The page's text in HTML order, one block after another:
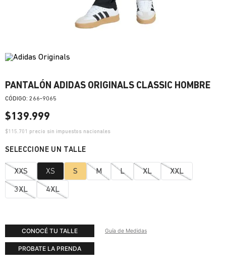
PANTALÓN ADIDAS ORIGINALS CLASSIC HOMBRE
: 266-9065
$139.999
$115.701 precio sin impuestos nacionales
XXS XS S M L XL XXL
3XL 4XL
CONOCÉ TU TALLE Guía de Medidas
PROBATE LA PRENDA